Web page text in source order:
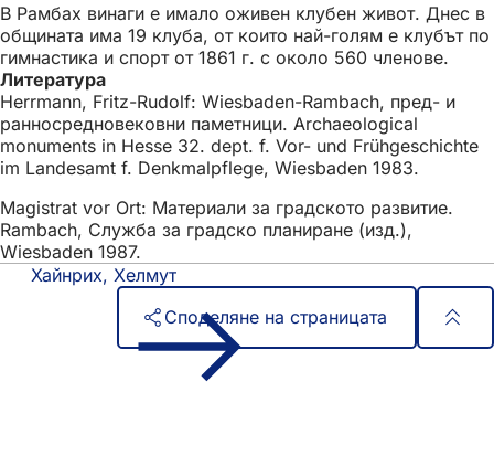
В Рамбах винаги е имало оживен клубен живот. Днес в
общината има 19 клуба, от които най-голям е клубът по
гимнастика и спорт от 1861 г. с около 560 членове.
Литература
Herrmann, Fritz-Rudolf: Wiesbaden-Rambach, пред- и
ранносредновековни паметници. Archaeological
monuments in Hesse 32. dept. f. Vor- und Frühgeschichte
im Landesamt f. Denkmalpflege, Wiesbaden 1983.
Magistrat vor Ort: Материали за градското развитие.
Rambach, Служба за градско планиране (изд.),
Wiesbaden 1987.
Хайнрих, Хелмут
Споделяне на страницата